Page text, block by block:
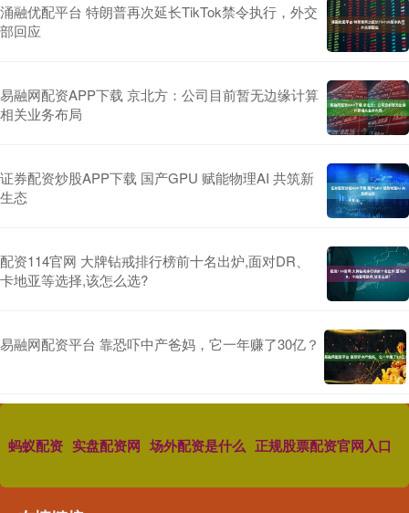
涌融优配平台 特朗普再次延长TikTok禁令执行，外交
部回应
易融网配资APP下载 京北方：公司目前暂无边缘计算
相关业务布局
证券配资炒股APP下载 国产GPU 赋能物理AI 共筑新
生态
配资114官网 大牌钻戒排行榜前十名出炉,面对DR、
卡地亚等选择,该怎么选?
易融网配资平台 靠恐吓中产爸妈，它一年赚了30亿？
蚂蚁配资 实盘配资网 场外配资是什么 正规股票配资官网入口